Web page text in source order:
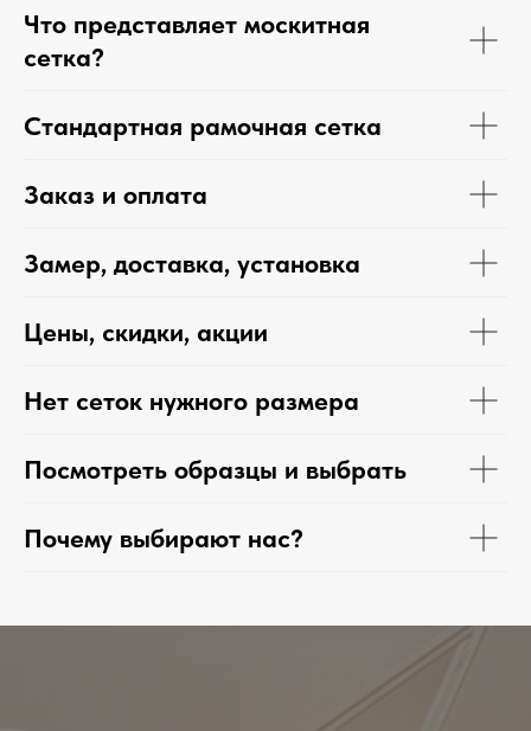
Что представляет москитная
сетка?
Стандартная рамочная сетка
Заказ и оплата
Замер, доставка, установка
Цены, скидки, акции
Нет сеток нужного размера
Посмотреть образцы и выбрать
Почему выбирают нас?